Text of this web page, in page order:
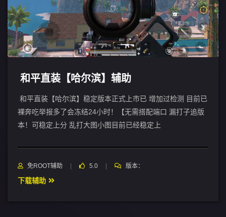
和平直装【哈尔滨】辅助
和平直装【哈尔滨】稳定版本正式上市已 增加过检测 目前已
裸奔吃举报多了会冻结24小时！【无需搭配端口 漏打子追版
本！可稳定上分 乱打大图小图目前已经稳定上
免ROOT辅助 5.0 版本：
下载辅助